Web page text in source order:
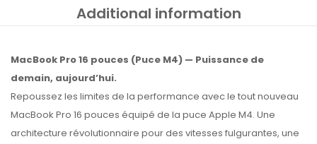
Additional information
MacBook Pro 16 pouces (Puce M4) — Puissance de
demain, aujourd’hui.
Repoussez les limites de la performance avec le tout nouveau
MacBook Pro 16 pouces équipé de la puce Apple M4. Une
architecture révolutionnaire pour des vitesses fulgurantes, une